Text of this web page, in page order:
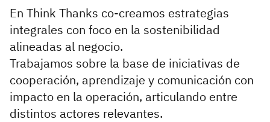
En Think Thanks co-creamos estrategias
integrales con foco en la sostenibilidad
alineadas al negocio.
Trabajamos sobre la base de iniciativas de
cooperación, aprendizaje y comunicación con
impacto en la operación, articulando entre
distintos actores relevantes.